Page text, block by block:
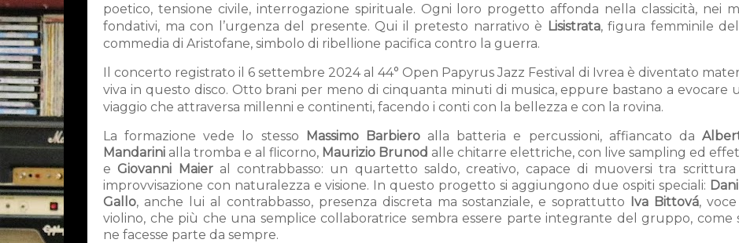
poetico, tensione civile, interrogazione spirituale. Ogni loro progetto affonda nella classicità, nei
fondativi, ma con l’urgenza del presente. Qui il pretesto narrativo è Lisistrata, figura femminile
commedia di Aristofane, simbolo di ribellione pacifica contro la guerra.
Il concerto registrato il 6 settembre 2024 al 44° Open Papyrus Jazz Festival di Ivrea è diventato
viva in questo disco. Otto brani per meno di cinquanta minuti di musica, eppure bastano a evocare
viaggio che attraversa millenni e continenti, facendo i conti con la bellezza e con la rovina.
La formazione vede lo stesso
Massimo Barbieroalla batteria e percussioni, affiancato da
Mandarini alla tromba e al flicorno, Maurizio Brunod alle chitarre elettriche, con live sampling ed
e Giovanni Maieral contrabbasso: un quartetto saldo, creativo, capace di muoversi tra scrittura
improvvisazione con naturalezza e visione. In questo progetto si aggiungono due ospiti speciali:
Gallo, anche lui al contrabbasso, presenza discreta ma sostanziale, e soprattutto Iva Bittová,
violino, che più che una semplice collaboratrice sembra essere parte integrante del gruppo, come
ne facesse parte da sempre.